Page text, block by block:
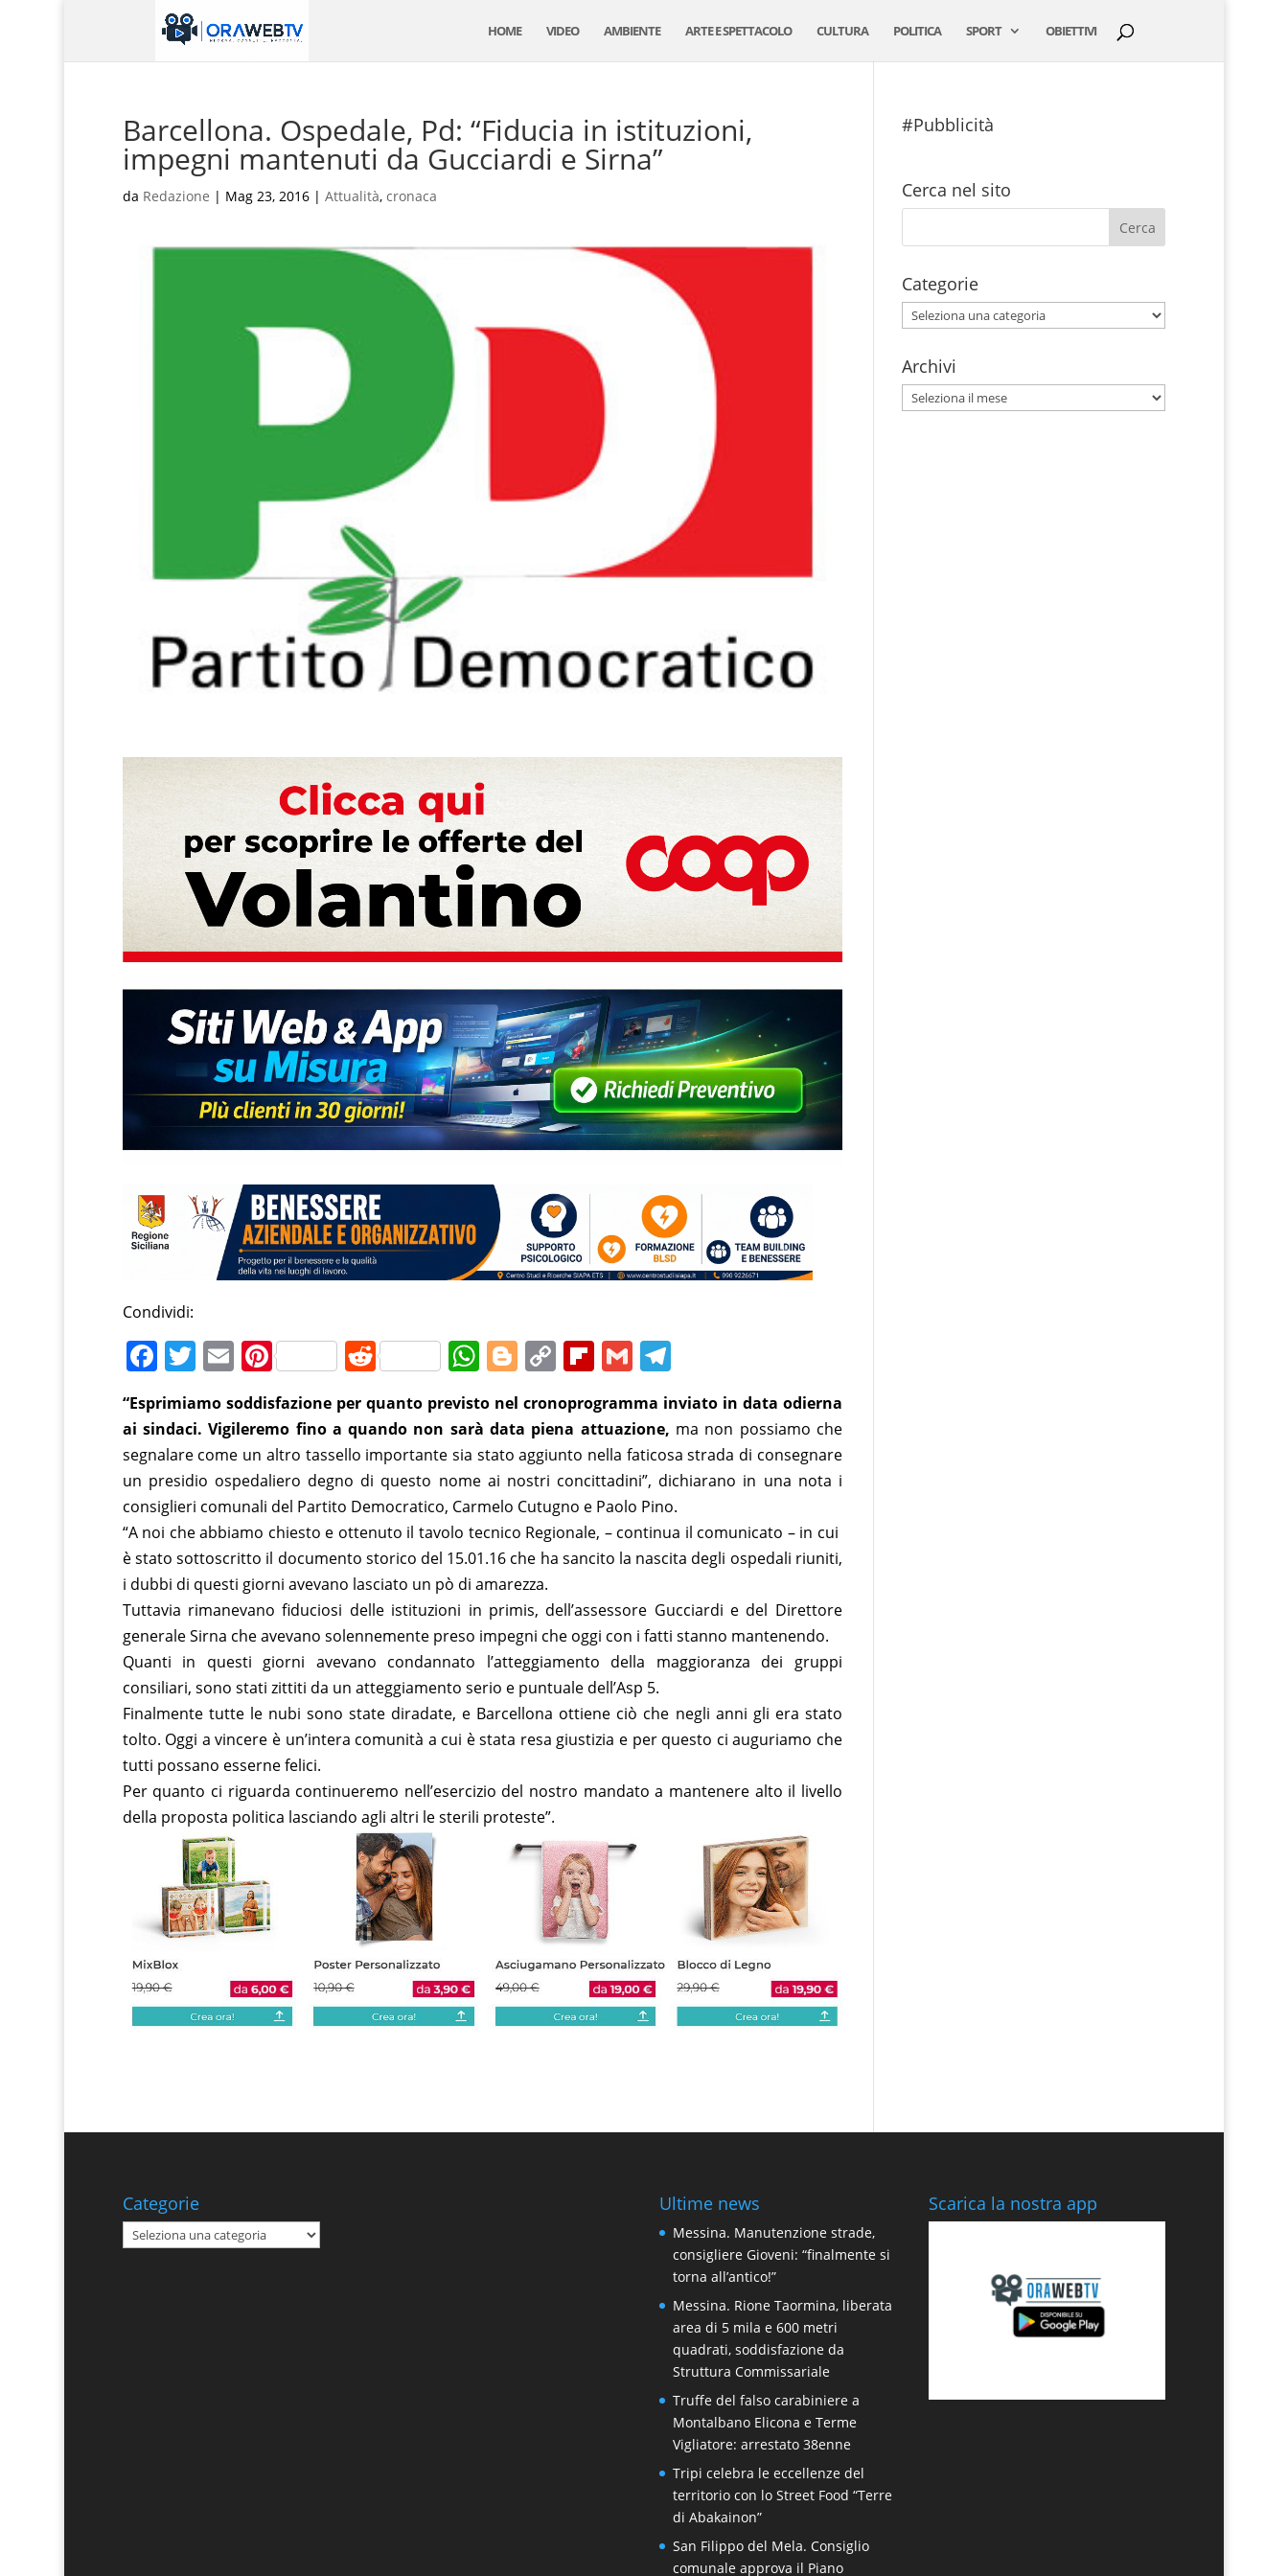
HOME VIDEO AMBIENTE ARTE E SPETTACOLO CULTURA POLITICA SPORT OBIETTIVI
Barcellona. Ospedale, Pd: “Fiducia in istituzioni,
impegni mantenuti da Gucciardi e Sirna”
da Redazione | Mag 23, 2016| Attualità, cronaca
Condividi:
F
a
c
e
b
o
o
k
T
itt
er
E
m
ai
l
Pi
nt
er
e
st
R
d
di
t
W
at
s
A
p
p
Bl
o
g
g
er
C
p
y
Li
n
k
Fl
b
o
ar
d
G
ai
l
T
el
e
gr
a
m
“Esprimiamo soddisfazione per quanto previsto nel cronoprogramma inviato in data odierna
ai sindaci. Vigileremo fino a quando non sarà data piena attuazione, ma non possiamo che
segnalare come un altro tassello importante sia stato aggiunto nella faticosa strada di consegnare
un presidio ospedaliero degno di questo nome ai nostri concittadini”, dichiarano in una nota i
consiglieri comunali del Partito Democratico, Carmelo Cutugno e Paolo Pino.
“A noi che abbiamo chiesto e ottenuto il tavolo tecnico Regionale, – continua il comunicato – in cui
è stato sottoscritto il documento storico del 15.01.16 che ha sancito la nascita degli ospedali riuniti,
i dubbi di questi giorni avevano lasciato un pò di amarezza.
Tuttavia rimanevano fiduciosi delle istituzioni in primis, dell’assessore Gucciardi e del Direttore
generale Sirna che avevano solennemente preso impegni che oggi con i fatti stanno mantenendo.
Quanti in questi giorni avevano condannato l’atteggiamento della maggioranza dei gruppi
consiliari, sono stati zittiti da un atteggiamento serio e puntuale dell’Asp 5.
Finalmente tutte le nubi sono state diradate, e Barcellona ottiene ciò che negli anni gli era stato
tolto. Oggi a vincere è un’intera comunità a cui è stata resa giustizia e per questo ci auguriamo che
tutti possano esserne felici.
Per quanto ci riguarda continueremo nell’esercizio del nostro mandato a mantenere alto il livello
della proposta politica lasciando agli altri le sterili proteste”.
#Pubblicità
Cerca nel sito
Categorie
Categorie
Archivi
Archivi
Categorie
Categorie
Ultime news
Messina. Manutenzione strade,
consigliere Gioveni: “finalmente si
torna all’antico!”
Messina. Rione Taormina, liberata
area di 5 mila e 600 metri
quadrati, soddisfazione da
Struttura Commissariale
Truffe del falso carabiniere a
Montalbano Elicona e Terme
Vigliatore: arrestato 38enne
Tripi celebra le eccellenze del
territorio con lo Street Food “Terre
di Abakainon”
San Filippo del Mela. Consiglio
comunale approva il Piano
Scarica la nostra app